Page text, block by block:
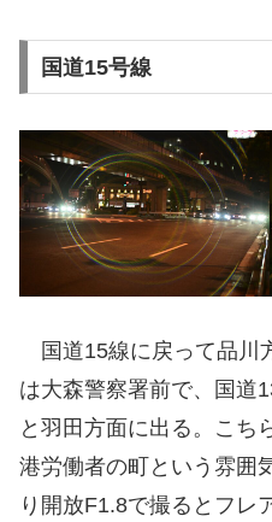
国道15号線
国道15線に戻って品川
は大森警察署前で、国道
と羽田方面に出る。こち
港労働者の町という雰囲
り開放F1.8で撮るとフレ